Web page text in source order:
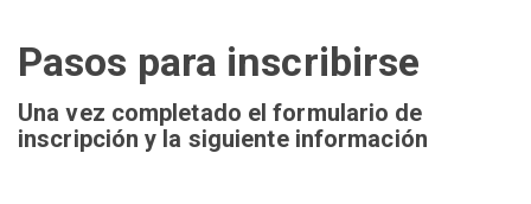
Pasos para inscribirse
Una vez completado el formulario de
inscripción y la siguiente información